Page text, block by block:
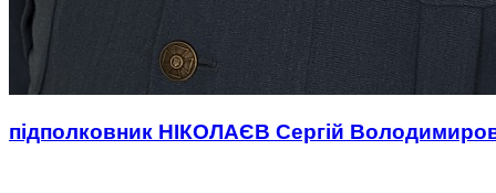
підполковник НІКОЛАЄВ Сергій